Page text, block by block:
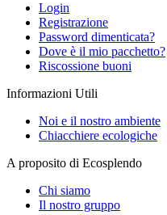
Login
Registrazione
Password dimenticata?
Dove è il mio pacchetto?
Riscossione buoni
Informazioni Utili
Noi e il nostro ambiente
Chiacchiere ecologiche
A proposito di Ecosplendo
Chi siamo
Il nostro gruppo